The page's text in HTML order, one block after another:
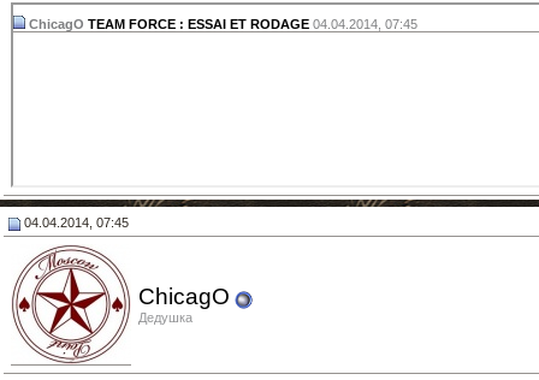
ChicagO TEAM FORCE : ESSAI ET RODAGE 04.04.2014, 07:45
04.04.2014, 07:45
ChicagO
Дедушка